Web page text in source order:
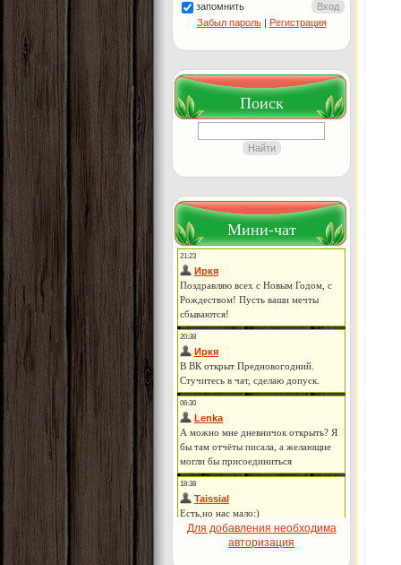
запомнить
Забыл пароль| Регистрация
Поиск
Мини-чат
Для добавления необходима
авторизация